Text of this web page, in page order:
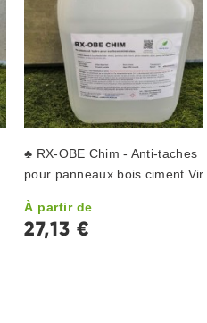
♣ RX-OBE Chim - Anti-taches
pour panneaux bois ciment
À partir de
27,13 €